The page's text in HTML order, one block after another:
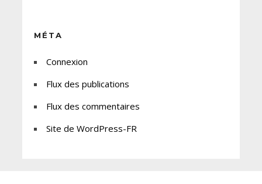
MÉTA
Connexion
Flux des publications
Flux des commentaires
Site de WordPress-FR